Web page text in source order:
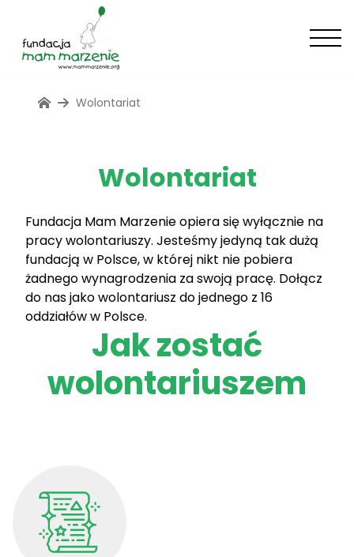
Wolontariat
Wolontariat
Fundacja Mam Marzenie opiera się wyłącznie na
pracy wolontariuszy. Jesteśmy jedyną tak dużą
fundacją w Polsce, w której nikt nie pobiera
żadnego wynagrodzenia za swoją pracę. Dołącz
do nas jako wolontariusz do jednego z 16
oddziałów w Polsce.
Jak zostać
wolontariuszem